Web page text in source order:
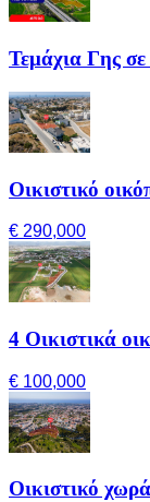
Τεμάχια Γης σε
Οικιστικό
€ 290,000
4 Οικιστικά
€ 100,000
Οικιστικό